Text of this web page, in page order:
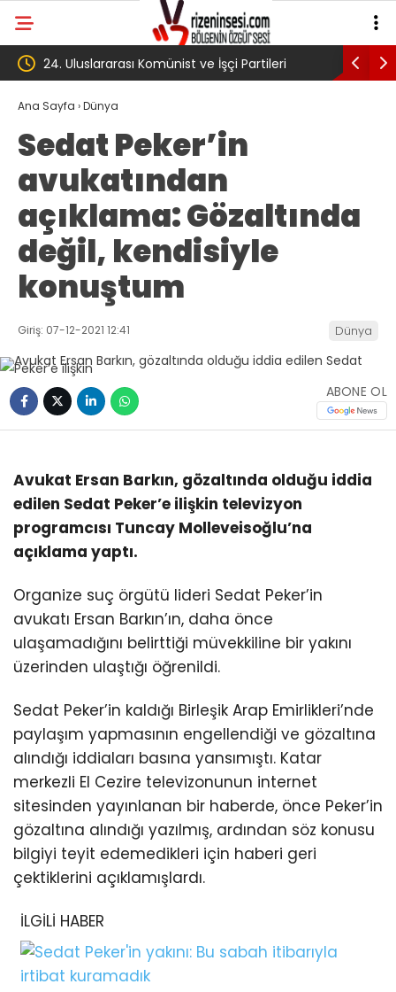
İşçi Partileri ‘Çerçeve yasa’ kanun teklifi Adalet
Ana Sayfa ›Dünya
Sedat Peker’in
avukatından
açıklama: Gözaltında
değil, kendisiyle
konuştum
Giriş: 07-12-2021 12:41 Dünya
ABONE OL
Avukat Ersan Barkın, gözaltında olduğu iddia
edilen Sedat Peker’e ilişkin televizyon
programcısı Tuncay Molleveisoğlu’na
açıklama yaptı.
Organize suç örgütü lideri Sedat Peker’in
avukatı Ersan Barkın’ın, daha önce
ulaşamadığını belirttiği müvekkiline bir yakını
üzerinden ulaştığı öğrenildi.
Sedat Peker’in kaldığı Birleşik Arap Emirlikleri’nde
paylaşım yapmasının engellendiği ve gözaltına
alındığı iddiaları basına yansımıştı. Katar
merkezli El Cezire televizonunun internet
sitesinden yayınlanan bir haberde, önce Peker’in
gözaltına alındığı yazılmış, ardından söz konusu
bilgiyi teyit edemedikleri için haberi geri
çektiklerini açıklamışlardı.
İLGİLİ HABER